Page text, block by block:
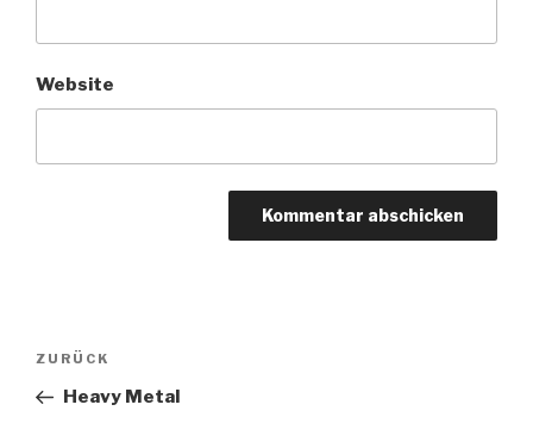
Website
Beitragsnavigation
Vorheriger
Beitrag
ZURÜCK
Heavy Metal